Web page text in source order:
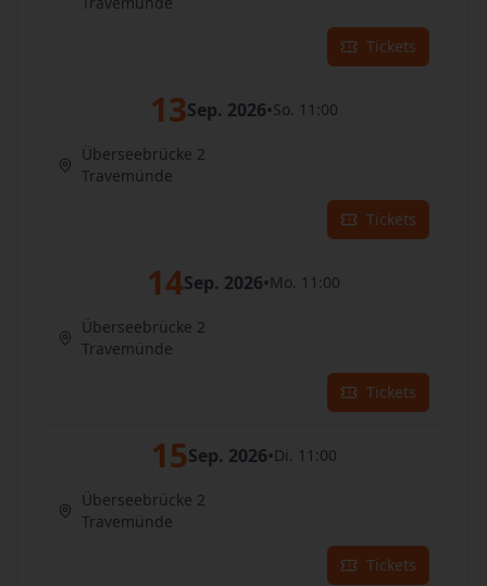
Tickets
13Sep. 2026•So. 11:00
Überseebrücke 2
Travemünde
Tickets
14Sep. 2026•Mo. 11:00
Überseebrücke 2
Travemünde
Tickets
15Sep. 2026•Di. 11:00
Überseebrücke 2
Travemünde
Tickets